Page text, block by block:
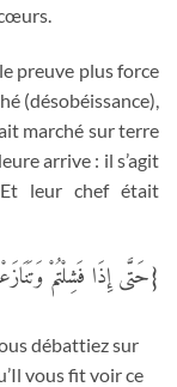
preuve plus force
(désobéissance),
marché sur terre
arrive : il s’agit
Et leur chef était
débattiez sur
vous fit voir ce